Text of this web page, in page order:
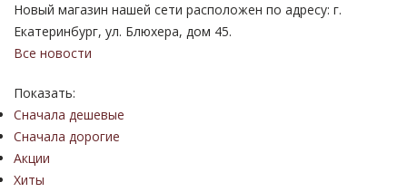
Новый магазин нашей сети расположен по адресу: г.
Екатеринбург, ул. Блюхера, дом 45.
Все новости
Показать:
Сначала дешевые
Сначала дорогие
Акции
Хиты